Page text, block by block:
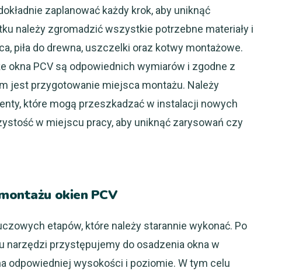
zaplanować każdy krok, aby uniknąć
należy zgromadzić wszystkie potrzebne materiały i
piła do drewna, uszczelki oraz kotwy montażowe.
okna PCV są odpowiednich wymiarów i zgodne z
jest przygotowanie miejsca montażu. Należy
które mogą przeszkadzać w instalacji nowych
w miejscu pracy, aby uniknąć zarysowań czy
okien PCV
etapów, które należy starannie wykonać. Po
przystępujemy do osadzenia okna w
odpowiedniej wysokości i poziomie. W tym celu